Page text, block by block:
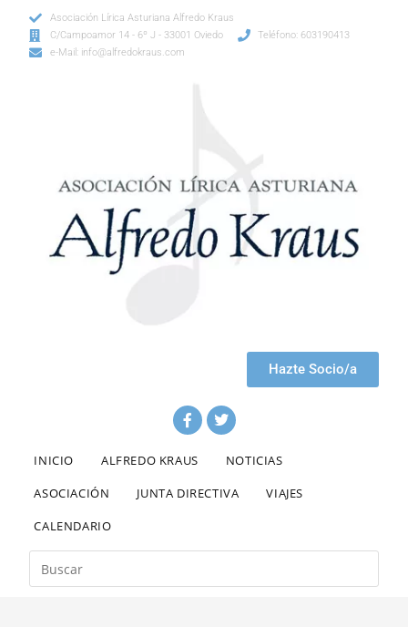
Asociación Lírica Asturiana Alfredo Kraus
C/Campoamor 14 - 6º J - 33001 Oviedo
Teléfono: 603190413
e-Mail: info@alfredokraus.com
Hazte Socio/a
INICIO ALFREDO KRAUS
NOTICIAS
ASOCIACIÓN
JUNTA DIRECTIVA
VIAJES
CALENDARIO